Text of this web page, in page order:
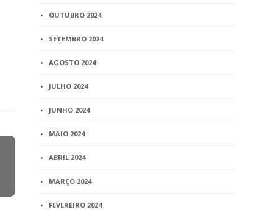
OUTUBRO 2024
SETEMBRO 2024
AGOSTO 2024
JULHO 2024
JUNHO 2024
MAIO 2024
ABRIL 2024
MARÇO 2024
FEVEREIRO 2024